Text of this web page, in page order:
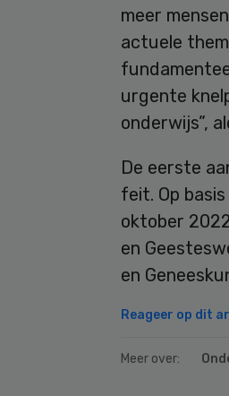
meer
actuele
urgente
onderwijs”,
De eerste
feit. Op
oktober
en
en
Reageer op dit
Meer over: